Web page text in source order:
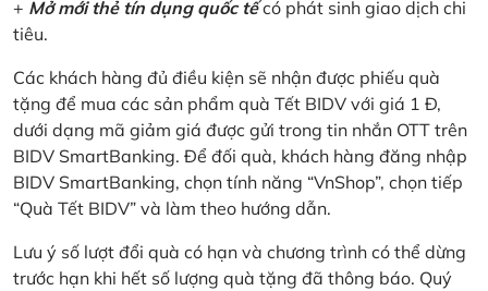
+ Mở mới thẻ tín dụng quốc tếcó phát sinh giao dịch chi
tiêu.
Các khách hàng đủ điều kiện sẽ nhận được phiếu quà
tặng để mua các sản phẩm quà Tết BIDV với giá 1 Đ,
dưới dạng mã giảm giá được gửi trong tin nhắn OTT trên
BIDV SmartBanking. Để đối quà, khách hàng đăng nhập
BIDV SmartBanking, chọn tính năng “VnShop”, chọn tiếp
“Quà Tết BIDV” và làm theo hướng dẫn.
Lưu ý số lượt đổi quà có hạn và chương trình có thể dừng
trước hạn khi hết số lượng quà tặng đã thông báo. Quý